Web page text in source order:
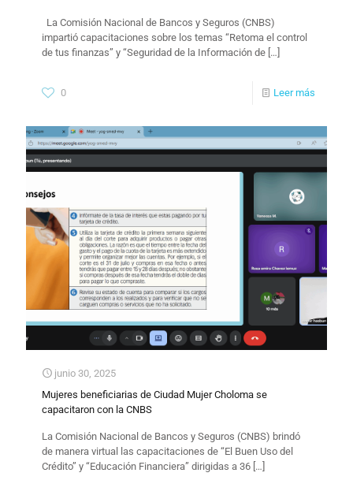
La Comisión Nacional de Bancos y Seguros (CNBS)
impartió capacitaciones sobre los temas “Retoma el control
de tus finanzas” y “Seguridad de la Información de […]
0 Leer más
junio 30, 2025
Mujeres beneficiarias de Ciudad Mujer Choloma se
capacitaron con la CNBS
La Comisión Nacional de Bancos y Seguros (CNBS) brindó
de manera virtual las capacitaciones de “El Buen Uso del
Crédito” y “Educación Financiera” dirigidas a 36 […]